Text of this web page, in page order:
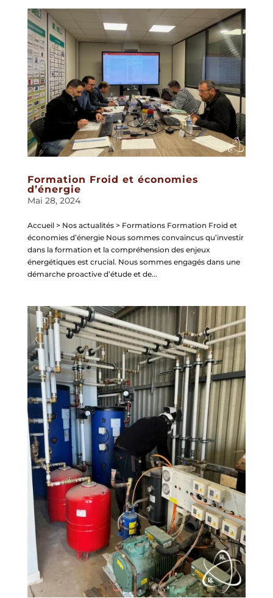
Formation Froid et économies
d’énergie
Mai 28, 2024
Accueil > Nos actualités > Formations Formation Froid et
économies d’énergie Nous sommes convaincus qu’investir
dans la formation et la compréhension des enjeux
énergétiques est crucial. Nous sommes engagés dans une
démarche proactive d’étude et de...